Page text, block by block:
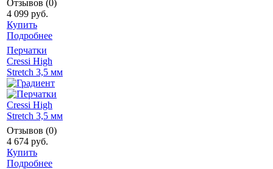
Отзывов (0)
4 099 руб.
Купить
Подробнее
Перчатки
Cressi High
Stretch 3,5 мм
Отзывов (0)
4 674 руб.
Купить
Подробнее